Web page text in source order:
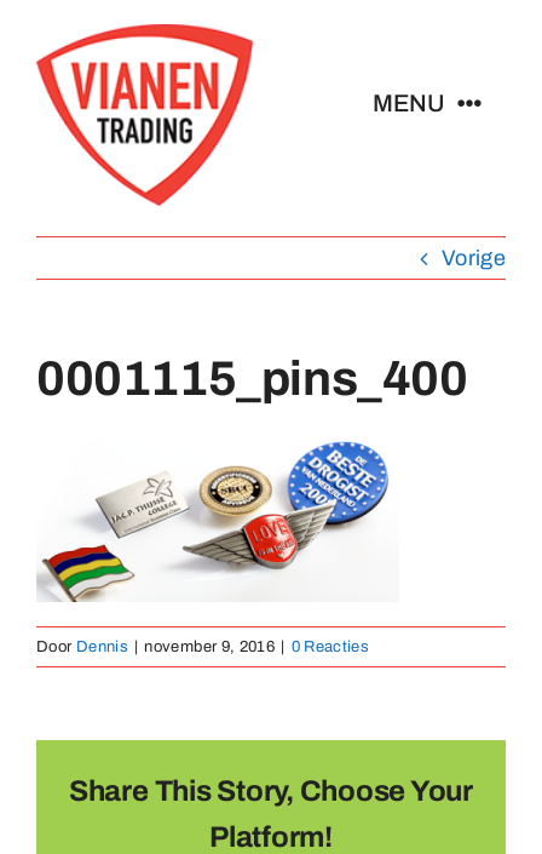
naar
inhoud
MENU
Buttons
Pins
Sleutelhangers
Medailles
Vorige
0001115_pins_400
Door Dennis november 9, 2016 0 Reacties
Share This Story, Choose Your
Platform!